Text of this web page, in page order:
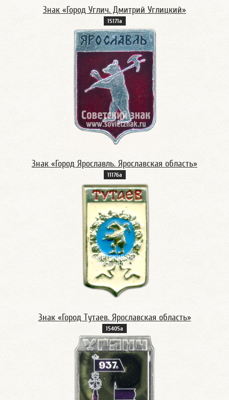
Знак «Город Углич. Дмитрий Углицкий»
15171а
Знак «Город Ярославль. Ярославская область»
11176а
Знак «Город Тутаев. Ярославская область»
15405а